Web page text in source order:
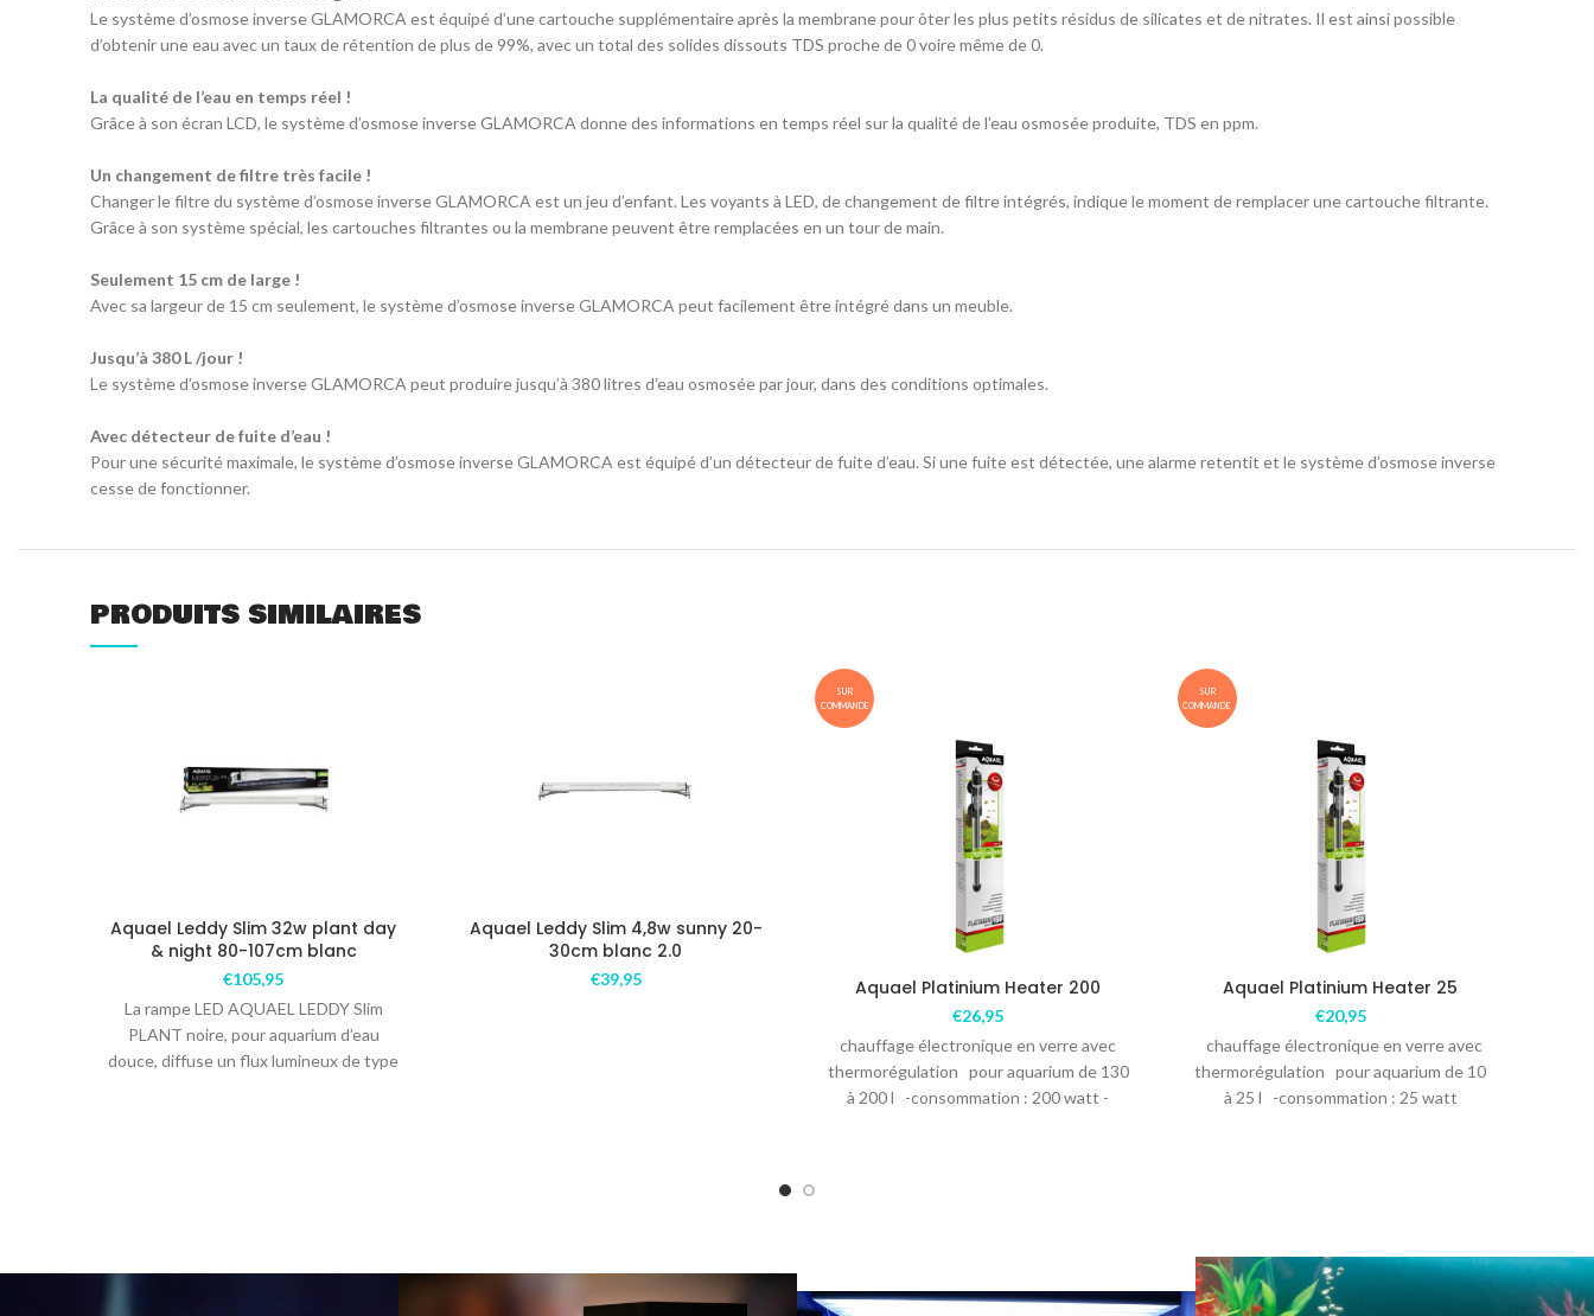
Le système d’osmose inverse GLAMORCA est équipé d’une cartouche supplémentaire après la membrane pour ôter les plus petits résidus de silicates et de nitrates. Il est ainsi possible
d’obtenir une eau avec un taux de rétention de plus de 99%, avec un total des solides dissouts TDS proche de 0 voire même de 0.
La qualité de l’eau en temps réel !
Grâce à son écran LCD, le système d’osmose inverse GLAMORCA donne des informations en temps réel sur la qualité de l’eau osmosée produite, TDS en ppm.
Un changement de filtre très facile !
Changer le filtre du système d’osmose inverse GLAMORCA est un jeu d’enfant. Les voyants à LED, de changement de filtre intégrés, indique le moment de remplacer une cartouche filtrante.
Grâce à son système spécial, les cartouches filtrantes ou la membrane peuvent être remplacées en un tour de main.
Seulement 15 cm de large !
Avec sa largeur de 15 cm seulement, le système d’osmose inverse GLAMORCA peut facilement être intégré dans un meuble.
Jusqu’à 380 L /jour !
Le système d’osmose inverse GLAMORCA peut produire jusqu’à 380 litres d’eau osmosée par jour, dans des conditions optimales.
Avec détecteur de fuite d’eau !
Pour une sécurité maximale, le système d’osmose inverse GLAMORCA est équipé d’un détecteur de fuite d’eau. Si une fuite est détectée, une alarme retentit et le système d’osmose inverse
cesse de fonctionner.
PRODUITS SIMILAIRES
Aquael Leddy Slim 32w plant day
& night 80-107cm blanc
€105,95
La rampe LED AQUAEL LEDDY Slim
PLANT noire, pour aquarium d’eau
douce, diffuse un flux lumineux de type
Aquael Leddy Slim 4,8w sunny 20-
30cm blanc 2.0
€39,95
SUR
COMMANDE
Aquael Platinium Heater 200
€26,95
chauffage électronique en verre avec
thermorégulation pour aquarium de 130
à 200 l -consommation : 200 watt -
SUR
COMMANDE
Aquael Platinium Heater 25
€20,95
chauffage électronique en verre avec
thermorégulation pour aquarium de 10
à 25 l -consommation : 25 watt